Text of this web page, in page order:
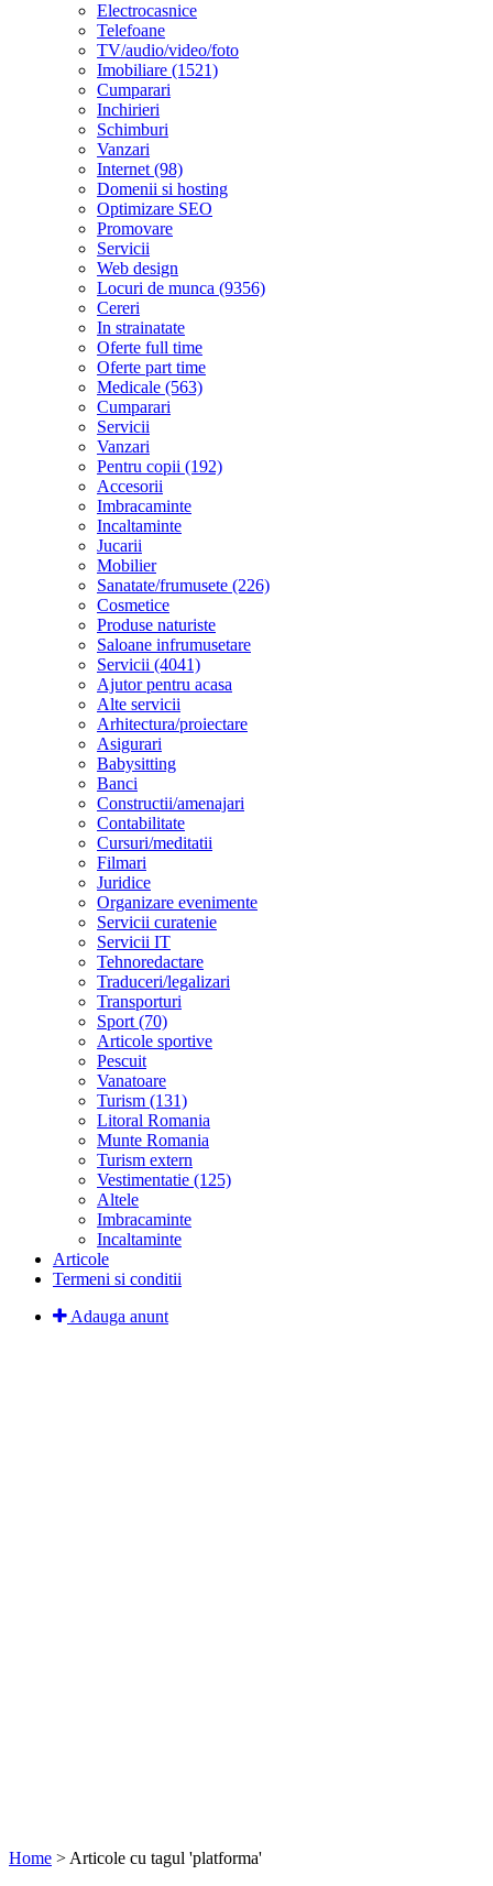
Electrocasnice
Telefoane
TV/audio/video/foto
Imobiliare (1521)
Cumparari
Inchirieri
Schimburi
Vanzari
Internet (98)
Domenii si hosting
Optimizare SEO
Promovare
Servicii
Web design
Locuri de munca (9356)
Cereri
In strainatate
Oferte full time
Oferte part time
Medicale (563)
Cumparari
Servicii
Vanzari
Pentru copii (192)
Accesorii
Imbracaminte
Incaltaminte
Jucarii
Mobilier
Sanatate/frumusete (226)
Cosmetice
Produse naturiste
Saloane infrumusetare
Servicii (4041)
Ajutor pentru acasa
Alte servicii
Arhitectura/proiectare
Asigurari
Babysitting
Banci
Constructii/amenajari
Contabilitate
Cursuri/meditatii
Filmari
Juridice
Organizare evenimente
Servicii curatenie
Servicii IT
Tehnoredactare
Traduceri/legalizari
Transporturi
Sport (70)
Articole sportive
Pescuit
Vanatoare
Turism (131)
Litoral Romania
Munte Romania
Turism extern
Vestimentatie (125)
Altele
Imbracaminte
Incaltaminte
Articole
Termeni si conditii
Adauga anunt
Home > Articole cu tagul 'platforma'